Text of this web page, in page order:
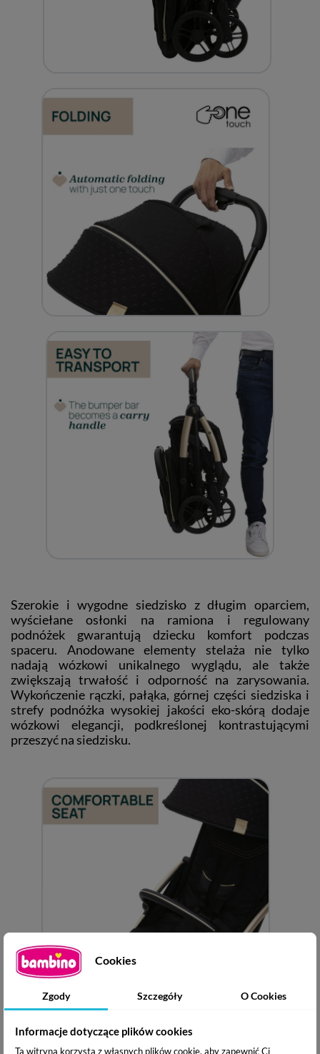
Szerokie i wygodne siedzisko z długim oparciem,
wyściełane osłonki na ramiona i regulowany
podnóżek gwarantują dziecku komfort podczas
spaceru. Anodowane elementy stelaża nie tylko
nadają wózkowi unikalnego wyglądu, ale także
zwiększają trwałość i odporność na zarysowania.
Wykończenie rączki, pałąka, górnej części siedziska i
strefy podnóżka wysokiej jakości eko-skórą dodaje
wózkowi elegancji, podkreślonej kontrastującymi
przeszyć na siedzisku.
Cookies
Zgody Szczegóły O Cookies
Informacje dotyczące plików cookies
Ta witryna korzysta z własnych plików cookie, aby zapewnić Ci